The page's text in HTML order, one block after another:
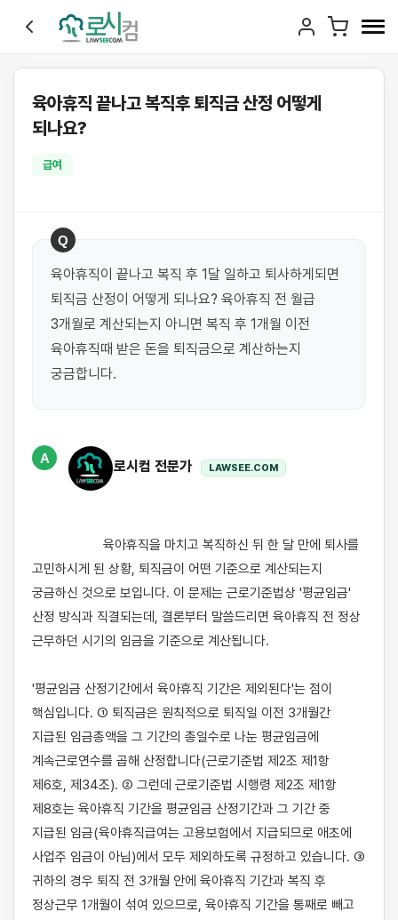
육아휴직 끝나고 복직후 퇴직금 산정 어떻게
되나요?
급여
Q
육아휴직이 끝나고 복직 후 1달 일하고 퇴사하게되면
퇴직금 산정이 어떻게 되나요? 육아휴직 전 월급
3개월로 계산되는지 아니면 복직 후 1개월 이전
육아휴직때 받은 돈을 퇴직금으로 계산하는지
A
로시컴 전문가 LAWSEE.COM
고민하시게 된 상황, 퇴직금이 어떤 기준으로 계산되는지
궁금하신 것으로 보입니다. 이 문제는 근로기준법상 '평균임금'
산정 방식과 직결되는데, 결론부터 말씀드리면 육아휴직 전 정상
근무하던 시기의 임금을 기준으로 계산됩니다.
'평균임금 산정기간에서 육아휴직 기간은 제외된다'는 점이
핵심입니다. ① 퇴직금은 원칙적으로 퇴직일 이전 3개월간
지급된 임금총액을 그 기간의 총일수로 나눈 평균임금에
계속근로연수를 곱해 산정합니다(근로기준법 제2조 제1항
제6호, 제34조). ② 그런데 근로기준법 시행령 제2조 제1항
제8호는 육아휴직 기간을 평균임금 산정기간과 그 기간 중
지급된 임금(육아휴직급여는 고용보험에서 지급되므로 애초에
사업주 임금이 아님)에서 모두 제외하도록 규정하고 있습니다. ③
귀하의 경우 퇴직 전 3개월 안에 육아휴직 기간과 복직 후
정상근무 1개월이 섞여 있으므로, 육아휴직 기간을 통째로 빼고